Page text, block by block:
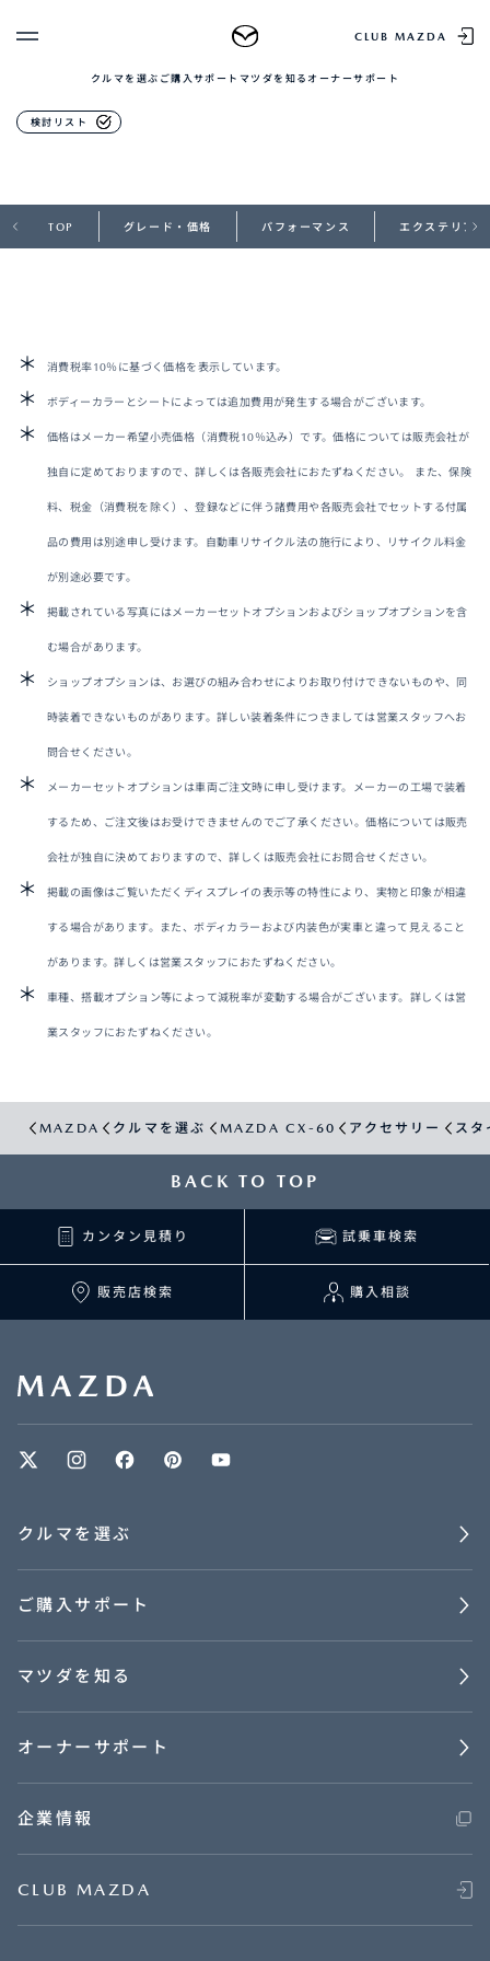
CLUB MAZDA
クルマを選ぶ ご購入サポート マツダを知る オーナーサポート
検討リスト
ご購入サポート
試乗車検索
購入相談
マツダを知る
オーナーサポート
中古車
お問合せ/FAQ
企業・IR・採用
CLUB MAZDAとは
登録情報の変更
お知らせ配信の登録・解除
アクセサリー
スタイリングシミュレーション
TOP グレード・価格 パフォーマンス エクステリア
消費税率10％に基づく価格を表示しています。
ボディーカラーとシートによっては追加費用が発生する場合がございます。
価格はメーカー希望小売価格（消費税10％込み）です。価格については販売会社が
独自に定めておりますので、詳しくは各販売会社におたずねください。 また、保険
料、税金（消費税を除く）、登録などに伴う諸費用や各販売会社でセットする付属
品の費用は別途申し受けます。自動車リサイクル法の施行により、リサイクル料金
が別途必要です。
掲載されている写真にはメーカーセットオプションおよびショップオプションを含
む場合があります。
ショップオプションは、お選びの組み合わせによりお取り付けできないものや、同
時装着できないものがあります。詳しい装着条件につきましては営業スタッフへお
問合せください。
メーカーセットオプションは車両ご注文時に申し受けます。メーカーの工場で装着
するため、ご注文後はお受けできませんのでご了承ください。価格については販売
会社が独自に決めておりますので、詳しくは販売会社にお問合せください。
掲載の画像はご覧いただくディスプレイの表示等の特性により、実物と印象が相違
する場合があります。また、ボディカラーおよび内装色が実車と違って見えること
があります。詳しくは営業スタッフにおたずねください。
車種、搭載オプション等によって減税率が変動する場合がございます。詳しくは営
業スタッフにおたずねください。
MAZDA クルマを選ぶ MAZDA CX-60 アクセサリー スタ
BACK TO TOP
カンタン見積り 試乗車検索
販売店検索 購入相談
クルマを選ぶ
ご購入サポート
マツダを知る
オーナーサポート
企業情報
CLUB MAZDA